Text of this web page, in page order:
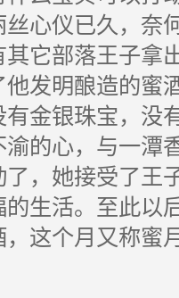
心仪已久，奈
其它部落王子拿
发明酿造的蜜
金银珠宝，没
的心，与一潭
，她接受了王
生活。至此以
这个月又称蜜